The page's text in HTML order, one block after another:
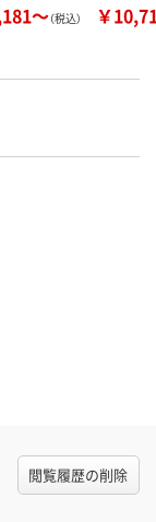
～（税込） ￥
閲覧履歴の削除